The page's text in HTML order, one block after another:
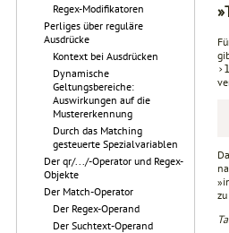
Regex-Modifikatoren
Perliges über reguläre
Ausdrücke
Kontext bei Ausdrücken
Dynamische
Geltungsbereiche:
Auswirkungen auf die
Mustererkennung
Durch das Matching
gesteuerte Spezialvariablen
Der qr/.../-Operator und Regex-
Objekte
Der Match-Operator
Der Regex-Operand
Der Suchtext-Operand